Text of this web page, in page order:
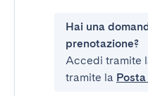
Hai una
prenotazione?
Accedi tramite
tramite la